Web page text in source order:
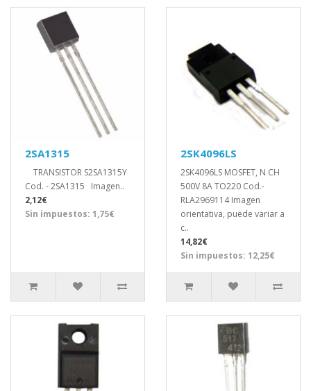
2SA1315
TRANSISTOR S2SA1315Y
Cod. - 2SA1315 Imagen..
2,12€
Sin impuestos: 1,75€
2SK4096LS
2SK4096LS MOSFET, N CH
500V 8A TO220 Cod.-
RLA2969114 Imagen
orientativa, puede variar a
c..
14,82€
Sin impuestos: 12,25€